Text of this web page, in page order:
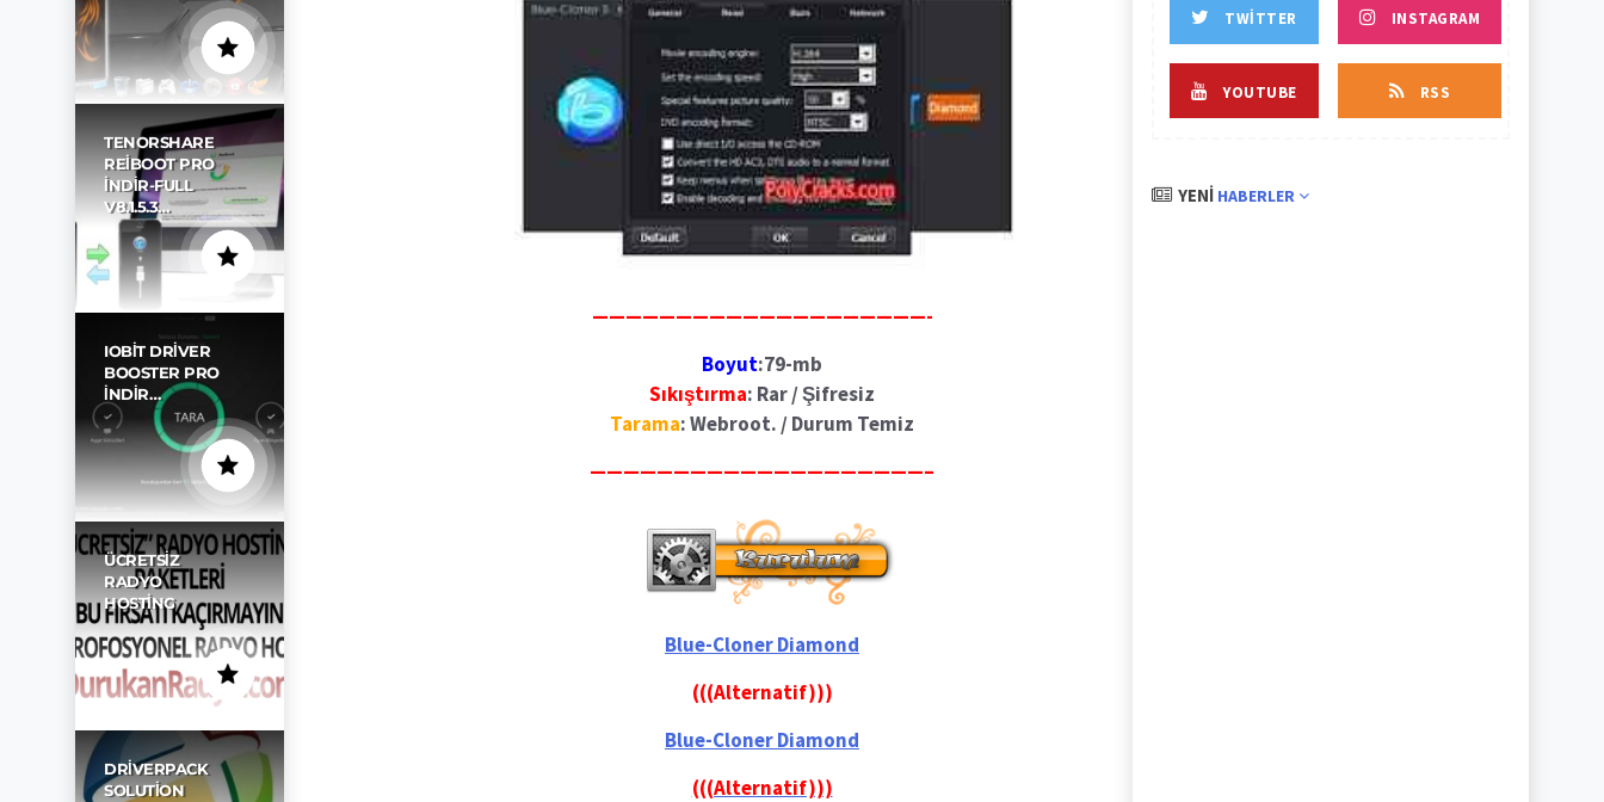
TENORSHARE
REIBOOT PRO
İNDIR-FULL
V8.1.5.3…
IOBIT DRIVER
BOOSTER PRO
İNDIR…
ÜCRETSIZ
RADYO
HOSTING
DRIVERPACK
SOLUTION
————————————————————-
Boyut:79-mb
Sıkıştırma: Rar / Şifresiz
Tarama: Webroot. / Durum Temiz
————————————————————–
Blue-Cloner Diamond
(((Alternatif)))
Blue-Cloner Diamond
(((Alternatif)))
TWITTER
YOUTUBE
INSTAGRAM
RSS
YENI HABERLER